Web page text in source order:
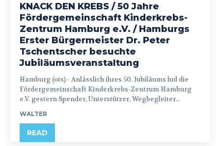
KNACK DEN KREBS / 50 Jahre
Fördergemeinschaft Kinderkrebs-
Zentrum Hamburg e.V. / Hamburgs
Erster Bürgermeister Dr. Peter
Tschentscher besuchte
Jubiläumsveranstaltung
Hamburg (ots) - Anlässlich ihres 50. Jubiläums lud die
Fördergemeinschaft Kinderkrebs-Zentrum Hamburg
e.V. gestern Spender, Unterstützer, Wegbegleiter...
WALTER
READ